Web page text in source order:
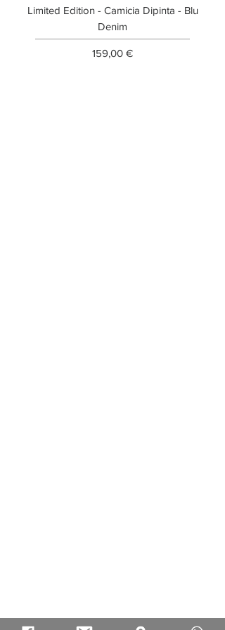
Limited Edition - Camicia Dipinta - Blu
Denim
Prezzo
159,00 €